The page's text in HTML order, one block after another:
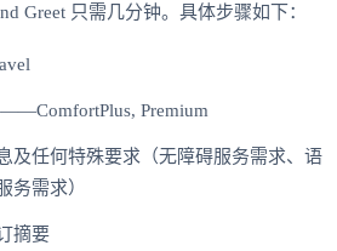
Greet 只需几分钟。具体步骤如下：
Premium
及任何特殊要求（无障碍服务需求、语
务需求）
摘要